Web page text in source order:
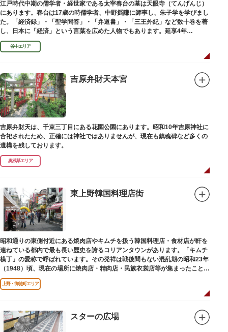
江戸時代中期の儒学者・経世家である太宰春台の墓は天眼寺（てんげんじ）
にあります。春台は17歳の時儒学者、中野撝謙に師事し、朱子学を学びまし
た。「経済録」・「聖学問答」・「弁道書」・「三王外紀」など数十巻を著
し、日本に「経済」という言葉を広めた人物でもあります。延享4年
（1747）に没しました。
谷中エリア
吉原弁財天本宮
吉原弁財天は、千束三丁目にある花園公園にあります。昭和10年吉原神社に
合祀されたため、正確には神社ではありませんが、現在も鎮魂碑など多くの
遺構を残しております。
奥浅草エリア
東上野韓国料理店街
昭和通りの東側付近にある焼肉店やキムチを扱う韓国料理店・食材店が軒を
連ねている都内で最も長い歴史を誇るコリアンタウンがあります。「キムチ
横丁」の愛称で呼ばれています。その発祥は戦後間もない混乱期の昭和23年
（1948）頃、現在の場所に焼肉店・精肉店・民族衣裳店等が集まったことに
端を発しています。
上野・御徒町エリア
スターの広場